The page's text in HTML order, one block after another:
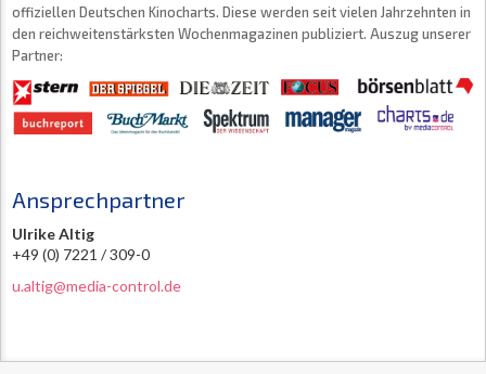
offiziellen Deutschen Kinocharts. Diese werden seit vielen Jahrzehnten in
den reichweitenstärksten Wochenmagazinen publiziert. Auszug unserer
Partner:
Ansprechpartner
Ulrike Altig
+49 (0) 7221 / 309-0
u.altig@media-control.de